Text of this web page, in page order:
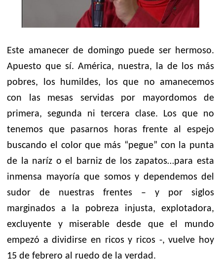
Este amanecer de domingo puede ser hermoso.
Apuesto que sí. América, nuestra, la de los más
pobres, los humildes, los que no amanecemos
con las mesas servidas por mayordomos de
primera, segunda ni tercera clase. Los que no
tenemos que pasarnos horas frente al espejo
buscando el color que más “pegue” con la punta
de la naríz o el barniz de los zapatos…para esta
inmensa mayoría que somos y dependemos del
sudor de nuestras frentes – y por siglos
marginados a la pobreza injusta, explotadora,
excluyente y miserable desde que el mundo
empezó a dividirse en ricos y ricos -, vuelve hoy
15 de febrero al ruedo de la verdad.